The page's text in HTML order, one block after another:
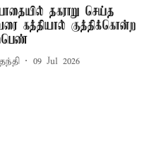
தகராறு செய்த
கத்தியால் குத்திக்கொன்ற
09 Jul 2026